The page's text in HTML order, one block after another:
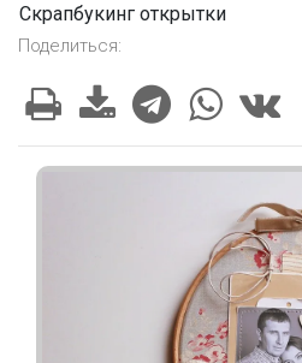
Скрапбукинг открытки
Поделиться: